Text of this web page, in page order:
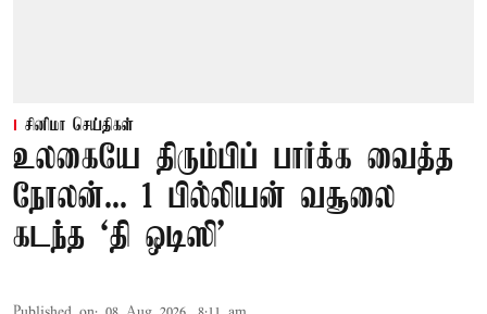
சினிமா செய்திகள்
உலகையே திரும்பிப் பார்க்க வைத்த
நோலன்... 1 பில்லியன் வசூலை
கடந்த ‘தி ஒடிஸி’